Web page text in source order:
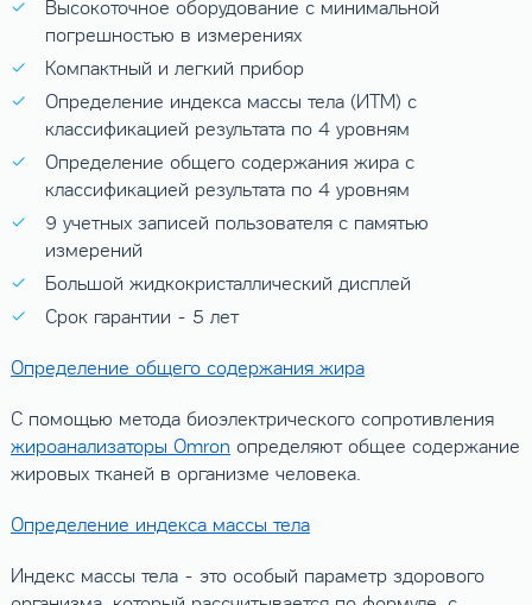
Высокоточное оборудование с минимальной
погрешностью в измерениях
Компактный и легкий прибор
Определение индекса массы тела (ИТМ) с
классификацией результата по 4 уровням
Определение общего содержания жира с
классификацией результата по 4 уровням
9 учетных записей пользователя с памятью
измерений
Большой жидкокристаллический дисплей
Срок гарантии - 5 лет
Определение общего содержания жира
С помощью метода биоэлектрического сопротивления
жироанализаторы Omron определяют общее содержание
жировых тканей в организме человека.
Определение индекса массы тела
Индекс массы тела - это особый параметр здорового